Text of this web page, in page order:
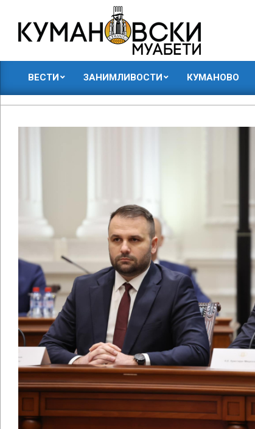
content
КУМАНОВСКИ
МУАБЕТИ
ВЕСТИ ЗАНИМЛИВОСТИ КУМАНОВО